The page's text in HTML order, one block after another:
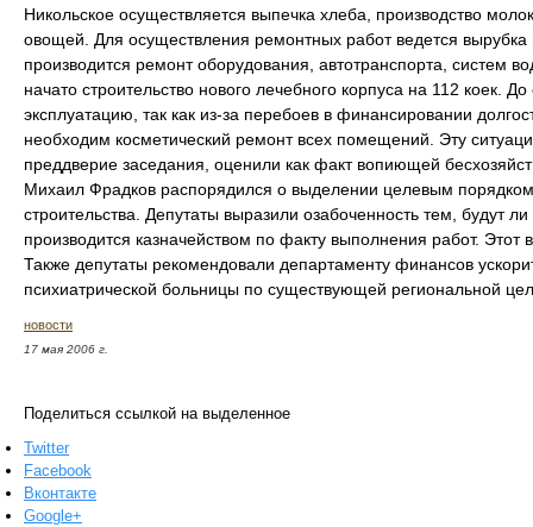
Никольское осуществляется выпечка хлеба, производство
овощей. Для осуществления ремонтных работ ведется
производится ремонт оборудования, автотранспорта, систем
начато строительство нового лечебного корпуса на 112 коек.
эксплуатацию, так как из-за перебоев в финансировании
необходим косметический ремонт всех помещений. Эту
преддверие заседания, оценили как факт вопиющей
Михаил Фрадков распорядился о выделении целевым
строительства. Депутаты выразили озабоченность тем, будут
производится казначейством по факту выполнения работ. Этот
Также депутаты рекомендовали департаменту финансов
психиатрической больницы по существующей региональной
новости
17 мая 2006 г.
Поделиться ссылкой на выделенное
Twitter
Facebook
Вконтакте
Google+